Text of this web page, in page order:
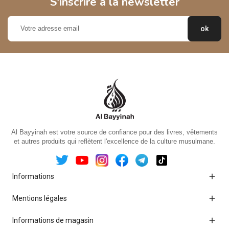
Al Bayyinah est votre source de confiance pour des livres, vêtements
et autres produits qui reflètent l'excellence de la culture musulmane.
Informations 
Mentions légales 
Informations de magasin 